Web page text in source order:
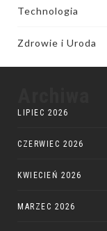
Technologia
Zdrowie i Uroda
LIPIEC 2026
CZERWIEC 2026
KWIECIEŃ 2026
MARZEC 2026